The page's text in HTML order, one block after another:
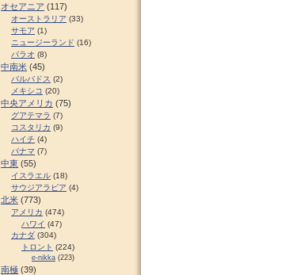
オセアニア (117)
オーストラリア (33)
サモア (1)
ニュージーランド (16)
パラオ (8)
中南米 (45)
バルバドス (2)
メキシコ (20)
中央アメリカ (75)
グアテマラ (7)
コスタリカ (9)
ハイチ (4)
パナマ (7)
中東 (55)
イスラエル (18)
サウジアラビア (4)
北米 (773)
アメリカ (474)
ハワイ (47)
カナダ (304)
トロント (224)
e-nikka (223)
南極 (39)